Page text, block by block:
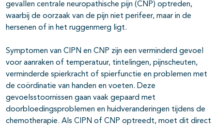
gevallen centrale neuropathische pijn (CNP) optreden,
waarbij de oorzaak van de pijn niet perifeer, maar in de
hersenen of in het ruggenmerg ligt.
Symptomen van CIPN en CNP zijn een verminderd gevoel
voor aanraken of temperatuur, tintelingen, pijnscheuten,
verminderde spierkracht of spierfunctie en problemen met
de coördinatie van handen en voeten. Deze
gevoelsstoornissen gaan vaak gepaard met
doorbloedingsproblemen en huidveranderingen tijdens de
chemotherapie. Als CIPN of CNP optreedt, moet dit direct